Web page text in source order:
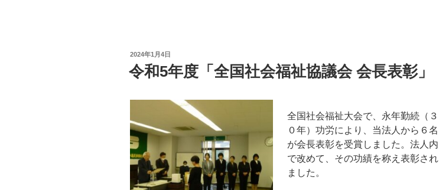
投
稿
日:
2024年1月4日
令和5年度「全国社会福祉協議会 会長表彰」
全国社会福祉大会で、永年勤続（３
０年）功労により、当法人から６名
が会長表彰を受賞しました。法人内
で改めて、その功績を称え表彰され
ました。